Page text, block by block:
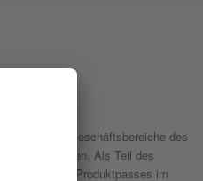
u.a. die Geschäftsbereiche des
Sortierlösungen. Als Teil des
des Digitalen Produktpasses im